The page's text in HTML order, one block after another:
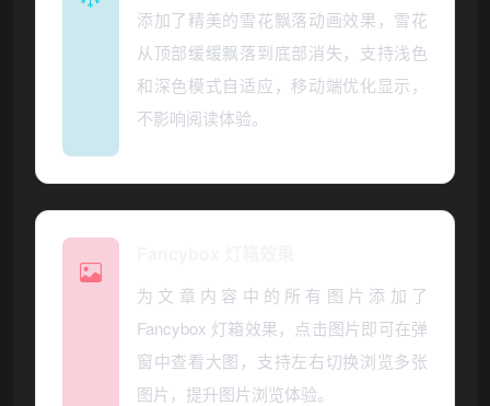
添加了精美的雪花飘落动画效果，雪花
从顶部缓缓飘落到底部消失，支持浅色
和深色模式自适应，移动端优化显示，
不影响阅读体验。
为文章内容中的所有图片添加了
Fancybox 灯箱效果，点击图片即可在弹
窗中查看大图，支持左右切换浏览多张
图片，提升图片浏览体验。